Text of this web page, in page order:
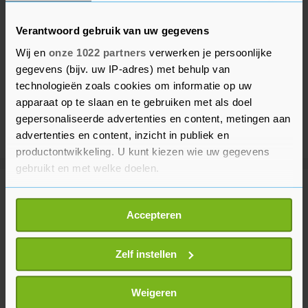
Verantwoord gebruik van uw gegevens
Wij en onze 1022 partners verwerken je persoonlijke
gegevens (bijv. uw IP-adres) met behulp van
technologieën zoals cookies om informatie op uw
apparaat op te slaan en te gebruiken met als doel
gepersonaliseerde advertenties en content, metingen aan
advertenties en content, inzicht in publiek en
productontwikkeling. U kunt kiezen wie uw gegevens
gebruikt en met welke doelen.
Als u het toestaat, willen we ook graag:
Informatie verzamelen over uw geografische
locatie, die tot een paar meter nauwkeurig kan zijn
Uw apparaat identificeren door het actief te
scannen op specifieke eigenschappen (fingerprinting)
Lees meer over hoe uw persoonlijke gegevens worden
verwerkt en stel uw voorkeuren in het
Accepteren
Zelf instellen
Weigeren
Meer uit Binnenland
Waterschap Rijnland pakt twee
dijken met scheuren aan
1 uur geleden